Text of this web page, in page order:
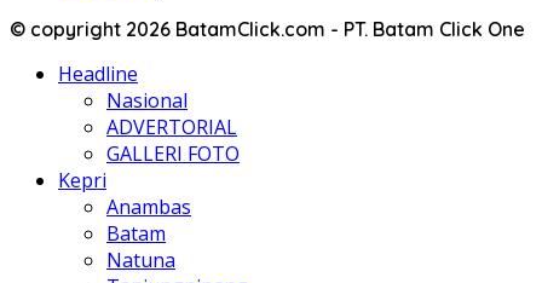
© copyright 2026 BatamClick.com - PT. Batam Click One
Headline
Nasional
ADVERTORIAL
GALLERI FOTO
Kepri
Anambas
Batam
Natuna